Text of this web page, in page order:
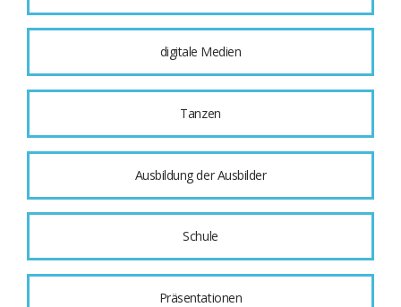
digitale Medien
Tanzen
Ausbildung der Ausbilder
Schule
Präsentationen